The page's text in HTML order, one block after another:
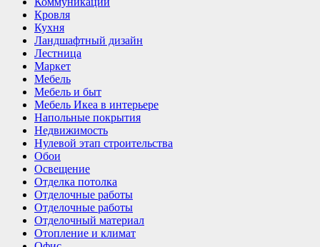
Кровля
Кухня
Ландшафтный дизайн
Лестница
Маркет
Мебель
Мебель и быт
Мебель Икеа в интерьере
Напольные покрытия
Недвижимость
Нулевой этап строительства
Обои
Освещение
Отделка потолка
Отделочные работы
Отделочные работы
Отделочный материал
Отопление и климат